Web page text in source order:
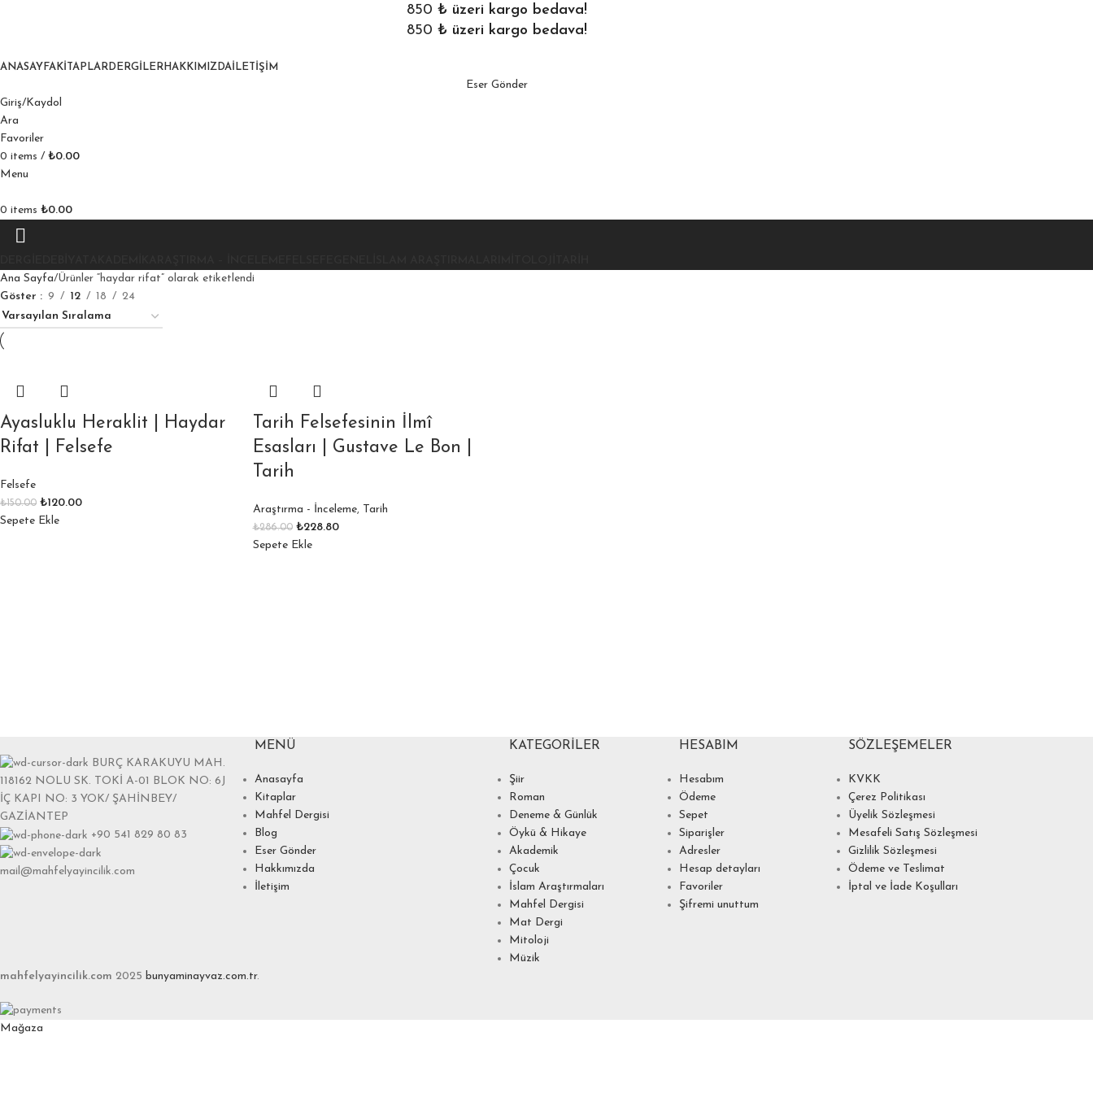
850 ₺ üzeri kargo bedava!
850 ₺ üzeri kargo bedava!
ANASAYFA KITAPLAR DERGILER HAKKIMIZDA İLETIŞIM
Eser Gönder
Giriş/Kaydol
Ara
Favoriler
0 items / ₺0.00
Menu
0 items ₺0.00
Ana Sayfa Ürünler “haydar rifat” olarak etiketlendi
Göster
9 12 18 24
Ayasluklu Heraklit | Haydar
Rifat | Felsefe
Felsefe
₺150.00 ₺120.00
Sepete Ekle
Tarih Felsefesinin İlmî
Esasları | Gustave Le Bon |
Tarih
Araştırma - İnceleme, Tarih
₺286.00 ₺228.80
Sepete Ekle
BURÇ KARAKUYU MAH.
118162 NOLU SK. TOKİ A-01 BLOK NO: 6J
İÇ KAPI NO: 3 YOK/ ŞAHİNBEY/
GAZİANTEP
+90 541 829 80 83
mail@mahfelyayincilik.com
MENÜ
Anasayfa
Kitaplar
Mahfel Dergisi
Blog
Eser Gönder
Hakkımızda
İletişim
KATEGORILER
Şiir
Roman
Deneme & Günlük
Öykü & Hikaye
Akademik
Çocuk
İslam Araştırmaları
Mahfel Dergisi
Mat Dergi
Mitoloji
Müzik
HESABIM
Hesabım
Ödeme
Sepet
Siparişler
Adresler
Hesap detayları
Favoriler
Şifremi unuttum
SÖZLEŞEMELER
KVKK
Çerez Politikası
Üyelik Sözleşmesi
Mesafeli Satış Sözleşmesi
Gizlilik Sözleşmesi
Ödeme ve Teslimat
İptal ve İade Koşulları
mahfelyayincilik.com 2025 bunyaminayvaz.com.tr.
Mağaza